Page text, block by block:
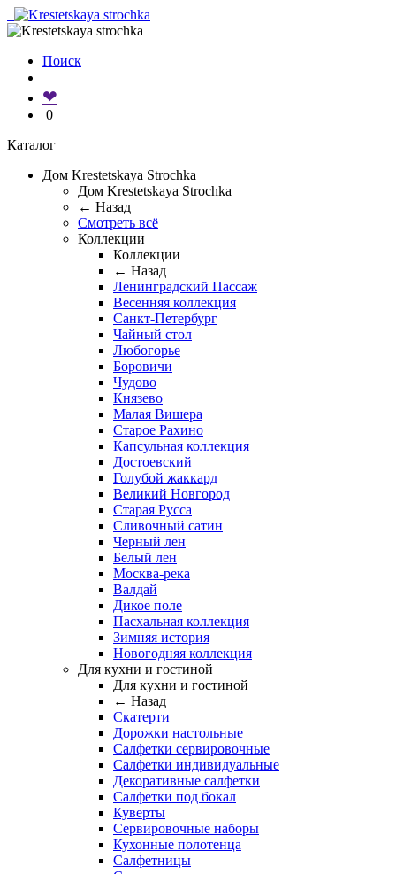
Поиск
❤
0
Каталог
Дом Krestetskaya Strochka
Дом Krestetskaya Strochka
← Назад
Смотреть всё
Коллекции
Коллекции
← Назад
Ленинградский Пассаж
Весенняя коллекция
Санкт-Петербург
Чайный стол
Любогорье
Боровичи
Чудово
Князево
Малая Вишера
Старое Рахино
Капсульная коллекция
Достоевский
Голубой жаккард
Великий Новгород
Старая Русса
Сливочный сатин
Черный лен
Белый лен
Москва-река
Валдай
Дикое поле
Пасхальная коллекция
Зимняя история
Новогодняя коллекция
Для кухни и гостиной
Для кухни и гостиной
← Назад
Скатерти
Дорожки настольные
Салфетки сервировочные
Салфетки индивидуальные
Декоративные салфетки
Салфетки под бокал
Куверты
Сервировочные наборы
Кухонные полотенца
Салфетницы